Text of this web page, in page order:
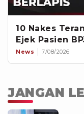
10 Nakes
Ejek Pasien
News 7/08/2026
JANGAN